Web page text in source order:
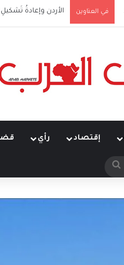
في العناوين الأردن وإعادةُ
إقتصاد رأي
بحث